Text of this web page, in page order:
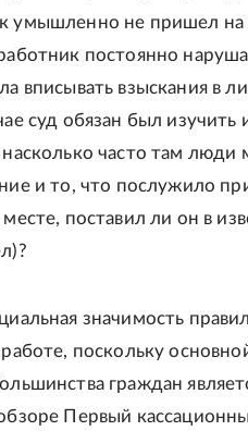
умышленно не пришел на
постоянно
вписывать взыскания в
суд обязан был изучить
часто там люди
и то, что послужило
поставил ли он в
значимость
поскольку
граждан
Первый